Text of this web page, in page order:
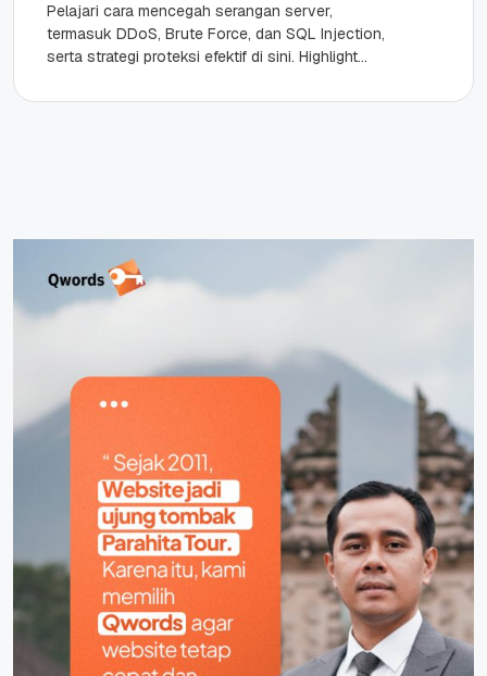
Pelajari cara mencegah serangan server,
termasuk DDoS, Brute Force, dan SQL Injection,
serta strategi proteksi efektif di sini. Highlight
standar...